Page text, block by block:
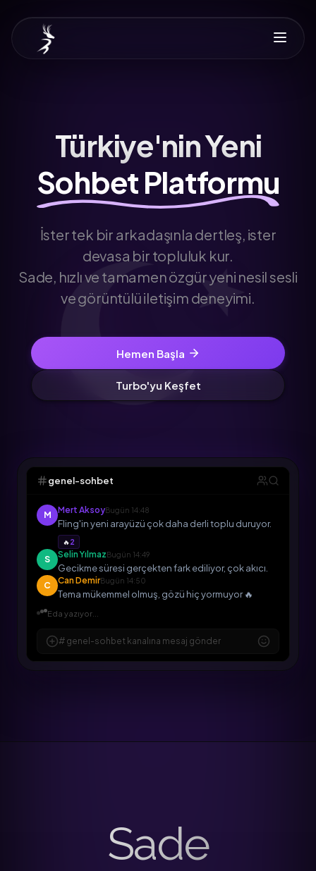
Türkiye'nin Yeni
Sohbet Platformu
İster tek bir arkadaşınla dertleş, ister
devasa bir topluluk kur.
Sade, hızlı ve tamamen özgür yeni nesil sesli
ve görüntülü iletişim deneyimi.
Hemen Başla
Turbo'yu Keşfet
genel-sohbet
M Mert AksoyBugün 14:48
Fling'in yeni arayüzü çok daha derli toplu duruyor.
🔥2
S Selin YılmazBugün 14:49
Gecikme süresi gerçekten fark ediliyor, çok akıcı.
C Can DemirBugün 14:50
Tema mükemmel olmuş, gözü hiç yormuyor 🔥
Eda yazıyor...
# genel-sohbet kanalına mesaj gönder
Sade